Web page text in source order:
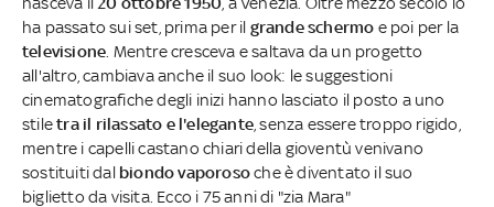
ha passato sui set, prima per il grande schermo e poi per la
televisione . Mentre cresceva e saltava da un progetto
all'altro, cambiava anche il suo look: le suggestioni
cinematografiche degli inizi hanno lasciato il posto a uno
stiletra il rilassato e l'elegante , senza essere troppo rigido,
mentre i capelli castano chiari della gioventù venivano
sostituiti dal biondo vaporosoche è diventato il suo
biglietto da visita. Ecco i 75 anni di "zia Mara"